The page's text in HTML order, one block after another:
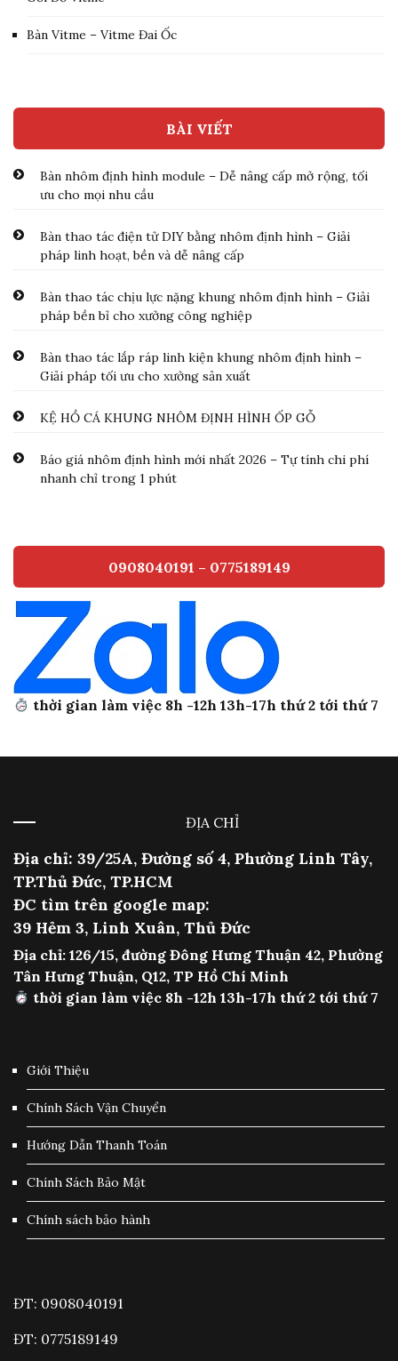
Bàn Vitme – Vitme Đai Ốc
BÀI VIẾT
Bàn nhôm định hình module – Dễ nâng cấp mở rộng, tối
ưu cho mọi nhu cầu
Bàn thao tác điện tử DIY bằng nhôm định hình – Giải
pháp linh hoạt, bền và dễ nâng cấp
Bàn thao tác chịu lực nặng khung nhôm định hình – Giải
pháp bền bỉ cho xưởng công nghiệp
Bàn thao tác lắp ráp linh kiện khung nhôm định hình –
Giải pháp tối ưu cho xưởng sản xuất
KỆ HỒ CÁ KHUNG NHÔM ĐỊNH HÌNH ỐP GỖ
Báo giá nhôm định hình mới nhất 2026 – Tự tính chi phí
nhanh chỉ trong 1 phút
0908040191 – 0775189149
thời gian làm việc 8h -12h 13h-17h thứ 2 tới thứ 7
ĐỊA CHỈ
Địa chỉ: 39/25A, Đường số 4, Phường Linh Tây,
TP.Thủ Đức, TP.HCM
ĐC tìm trên google map:
39 Hẻm 3, Linh Xuân, Thủ Đức
Địa chỉ: 126/15, đường Đông Hưng Thuận 42, Phường
Tân Hưng Thuận, Q12, TP Hồ Chí Minh
thời gian làm việc 8h -12h 13h-17h thứ 2 tới thứ 7
Giới Thiệu
Chính Sách Vận Chuyển
Hướng Dẫn Thanh Toán
Chính Sách Bảo Mật
Chính sách bảo hành
ĐT: 0908040191
ĐT: 0775189149